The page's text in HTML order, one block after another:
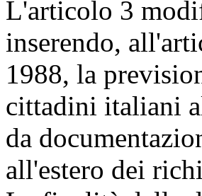
L'articolo 3
inserendo,
1988, la
cittadini italiani
da
all'estero dei